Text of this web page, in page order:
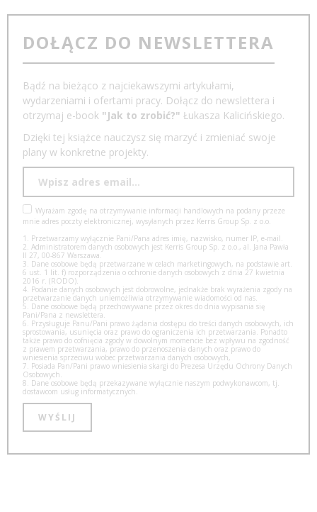
DOŁĄCZ DO NEWSLETTERA
Bądź na bieżąco z najciekawszymi artykułami,
wydarzeniami i ofertami pracy. Dołącz do newslettera i
otrzymaj e-book "Jak to zrobić?" Łukasza Kalicińskiego.
Dzięki tej książce nauczysz się marzyć i zmieniać swoje
plany w konkretne projekty.
Wyrażam zgodę na otrzymywanie informacji handlowych na podany przeze
mnie adres poczty elektronicznej, wysyłanych przez Kerris Group Sp. z o.o.
1. Przetwarzamy wyłącznie Pani/Pana adres imię, nazwisko, numer IP, e-mail.
2. Administratorem danych osobowych jest Kerris Group Sp. z o.o., al. Jana Pawła
II 27, 00-867 Warszawa.
3. Dane osobowe będą przetwarzane w celach marketingowych, na podstawie art.
6 ust. 1 lit. f) rozporządzenia o ochronie danych osobowych z dnia 27 kwietnia
2016 r. (RODO).
4. Podanie danych osobowych jest dobrowolne, jednakże brak wyrażenia zgody na
przetwarzanie danych uniemożliwia otrzymywanie wiadomości od nas.
5. Dane osobowe będą przechowywane przez okres do dnia wypisania się
Pani/Pana z newslettera.
6. Przysługuje Panu/Pani prawo żądania dostępu do treści danych osobowych, ich
sprostowania, usunięcia oraz prawo do ograniczenia ich przetwarzania. Ponadto
także prawo do cofnięcia zgody w dowolnym momencie bez wpływu na zgodność
z prawem przetwarzania, prawo do przenoszenia danych oraz prawo do
wniesienia sprzeciwu wobec przetwarzania danych osobowych,
7. Posiada Pan/Pani prawo wniesienia skargi do Prezesa Urzędu Ochrony Danych
Osobowych.
8. Dane osobowe będą przekazywane wyłącznie naszym podwykonawcom, tj.
dostawcom usług informatycznych.